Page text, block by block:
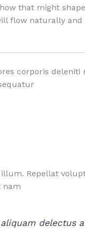
that might
flow naturally and
corporis deleniti
Repellat
nam
delectus